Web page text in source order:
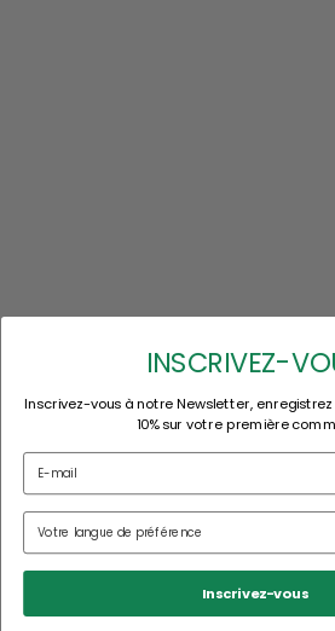
INSCRIVEZ-
Inscrivez-vous à notre Newsletter,
10% sur votre première
Inscrivez-vous